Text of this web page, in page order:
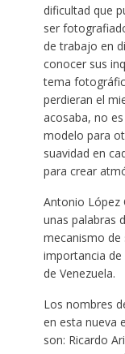
dificultad que
ser
de trabajo en
conocer sus
tema
perdieran el
acosaba, no
modelo para
suavidad en
para crear
Antonio López
unas palabras
mecanismo de
importancia
de Venezuela.
Los nombres
en esta nueva
son: Ricardo